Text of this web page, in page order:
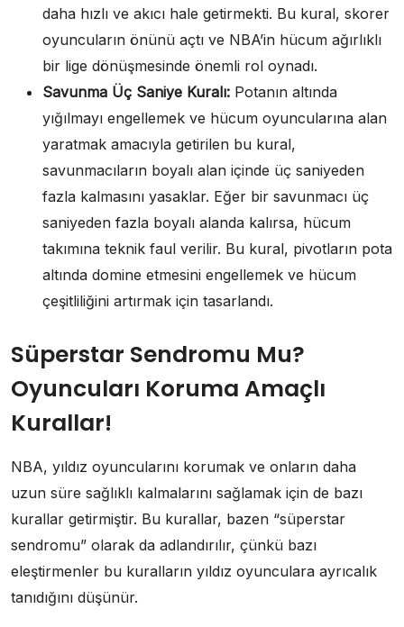
daha hızlı ve akıcı hale getirmekti. Bu kural, skorer
oyuncuların önünü açtı ve NBA’in hücum ağırlıklı
bir lige dönüşmesinde önemli rol oynadı.
Savunma Üç Saniye Kuralı: Potanın altında
yığılmayı engellemek ve hücum oyuncularına alan
yaratmak amacıyla getirilen bu kural,
savunmacıların boyalı alan içinde üç saniyeden
fazla kalmasını yasaklar. Eğer bir savunmacı üç
saniyeden fazla boyalı alanda kalırsa, hücum
takımına teknik faul verilir. Bu kural, pivotların pota
altında domine etmesini engellemek ve hücum
çeşitliliğini artırmak için tasarlandı.
Süperstar Sendromu Mu?
Oyuncuları Koruma Amaçlı
Kurallar!
NBA, yıldız oyuncularını korumak ve onların daha
uzun süre sağlıklı kalmalarını sağlamak için de bazı
kurallar getirmiştir. Bu kurallar, bazen “süperstar
sendromu” olarak da adlandırılır, çünkü bazı
eleştirmenler bu kuralların yıldız oyunculara ayrıcalık
tanıdığını düşünür.